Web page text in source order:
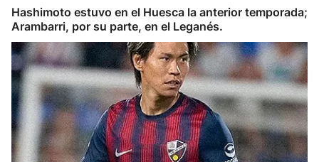
Baloncesto
Ciclismo
Herri-kirolak
Balonmano
Hashimoto estuvo en el Huesca la anterior temporada;
Arambarri, por su parte, en el Leganés.